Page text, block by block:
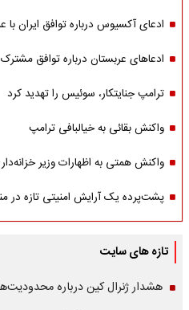
ادعای آکسیوس درباره توافق ایران با
ادعاهای عربستان درباره توافق مشترک
ترامپ جنایتکار، سوئیس را تهدید کرد
واکنش بقائی به خیالبافی ترامپ
واکنش همتی به اظهارات وزیر
پشت‌پرده یک آرایش امنیتی تازه در
تازه های سایت
هشدار ژنرال کین درباره